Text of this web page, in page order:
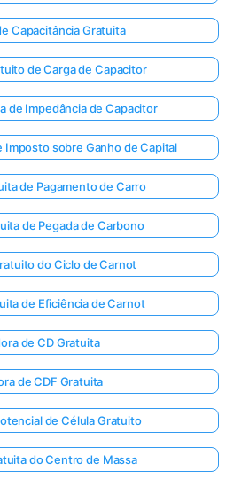
Capacitância Gratuita
de Carga de Capacitor
de Impedância de Capacitor
Imposto sobre Ganho de Capital
de Pagamento de Carro
de Pegada de Carbono
do Ciclo de Carnot
de Eficiência de Carnot
de CD Gratuita
de CDF Gratuita
de Célula Gratuito
do Centro de Massa